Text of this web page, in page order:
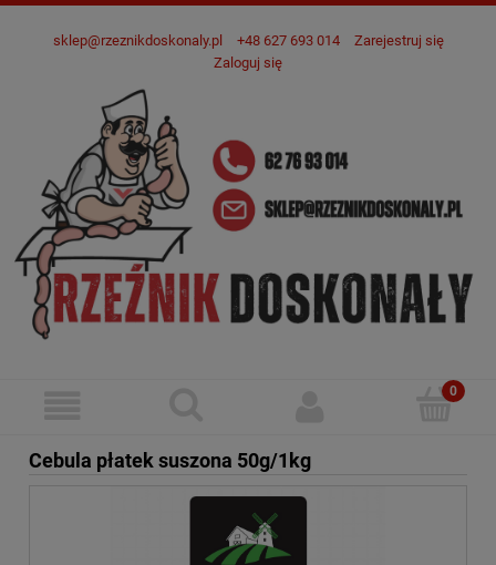
sklep@rzeznikdoskonaly.pl +48 627 693 014
Zarejestruj się
Zaloguj się
Cebula płatek suszona 50g/1kg